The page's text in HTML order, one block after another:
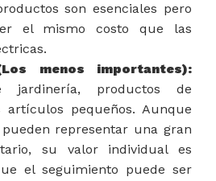
son esenciales pero
el mismo costo que las
menos importantes):
jardinería, productos de
pequeños. Aunque
representar una gran
su valor individual es
el seguimiento puede ser